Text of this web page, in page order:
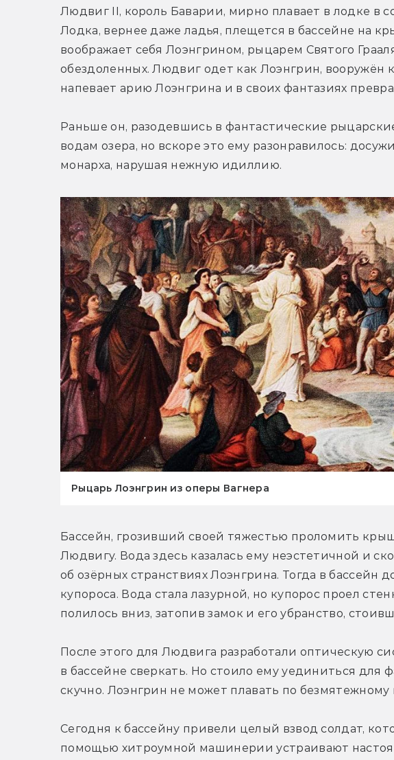
Людвиг II, король Баварии, мирно плавает в лодке в
Лодка, вернее даже ладья, плещется в бассейне на
воображает себя Лоэнгрином, рыцарем Святого
обездоленных. Людвиг одет как Лоэнгрин, вооружён
напевает арию Лоэнгрина и в своих фантазиях
Раньше он, разодевшись в фантастические
водам озера, но вскоре это ему разонравилось:
монарха, нарушая нежную идиллию.
Рыцарь Лоэнгрин из оперы Вагнера
Бассейн, грозивший своей тяжестью проломить
Людвигу. Вода здесь казалась ему неэстетичной и
об озёрных странствиях Лоэнгрина. Тогда в бассейн
купороса. Вода стала лазурной, но купорос проел
полилось вниз, затопив замок и его убранство,
После этого для Людвига разработали оптическую
в бассейне сверкать. Но стоило ему уединиться для
скучно. Лоэнгрин не может плавать по безмятежному
Сегодня к бассейну привели целый взвод солдат,
помощью хитроумной машинерии устраивают